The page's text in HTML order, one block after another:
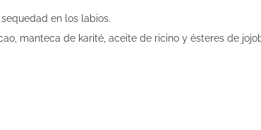
en los labios.
manteca de karité, aceite de ricino y ésteres de